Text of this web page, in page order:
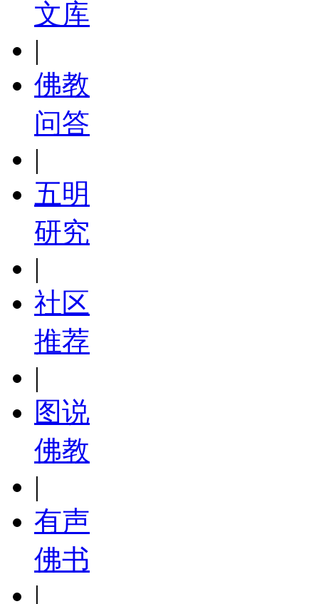
文库
|
佛教
问答
|
五明
研究
|
社区
推荐
|
图说
佛教
|
有声
佛书
|